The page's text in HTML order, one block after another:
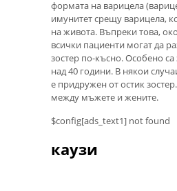
формата на варицела
имунитет срещу варицела,
на живота. Въпреки това,
всички пациенти могат да
зостер по-късно. Особено са
над 40 години. В някои
е придружен от остик
между мъжете и жените.
$config[ads_text1] not found
каузи